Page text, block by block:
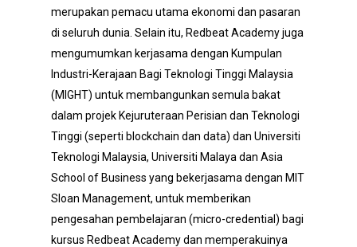
merupakan pemacu utama ekonomi dan pasaran
di seluruh dunia. Selain itu, Redbeat Academy juga
mengumumkan kerjasama dengan Kumpulan
Industri-Kerajaan Bagi Teknologi Tinggi Malaysia
(MIGHT) untuk membangunkan semula bakat
dalam projek Kejuruteraan Perisian dan Teknologi
Tinggi (seperti blockchain dan data) dan Universiti
Teknologi Malaysia, Universiti Malaya dan Asia
School of Business yang bekerjasama dengan MIT
Sloan Management, untuk memberikan
pengesahan pembelajaran (micro-credential) bagi
kursus Redbeat Academy dan memperakuinya